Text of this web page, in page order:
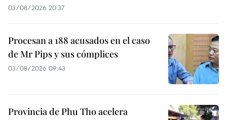
03/08/2026 20:37
Procesan a 188 acusados en el caso
de Mr Pips y sus cómplices
03/08/2026 09:43
Provincia de Phu Tho acelera